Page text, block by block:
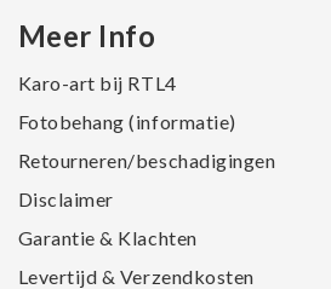
Meer Info
Karo-art bij RTL4
Fotobehang (informatie)
Retourneren/beschadigingen
Disclaimer
Garantie & Klachten
Levertijd & Verzendkosten